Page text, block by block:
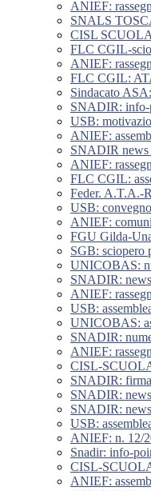
ANIEF:
SNALS
CISL
FLC CGIL-
ANIEF:
FLC CGIL:
Sindacato
SNADIR: info-
USB:
ANIEF:
SNADIR news
ANIEF:
FLC CGIL:
Feder. A.T.A.-
USB:
ANIEF:
FGU Gilda-
SGB:
UNICOBAS:
SNADIR:
ANIEF:
USB:
UNICOBAS:
SNADIR:
ANIEF:
CISL-
SNADIR:
SNADIR:
SNADIR:
USB:
ANIEF: n. 12/
Snadir: info-
CISL-
ANIEF: